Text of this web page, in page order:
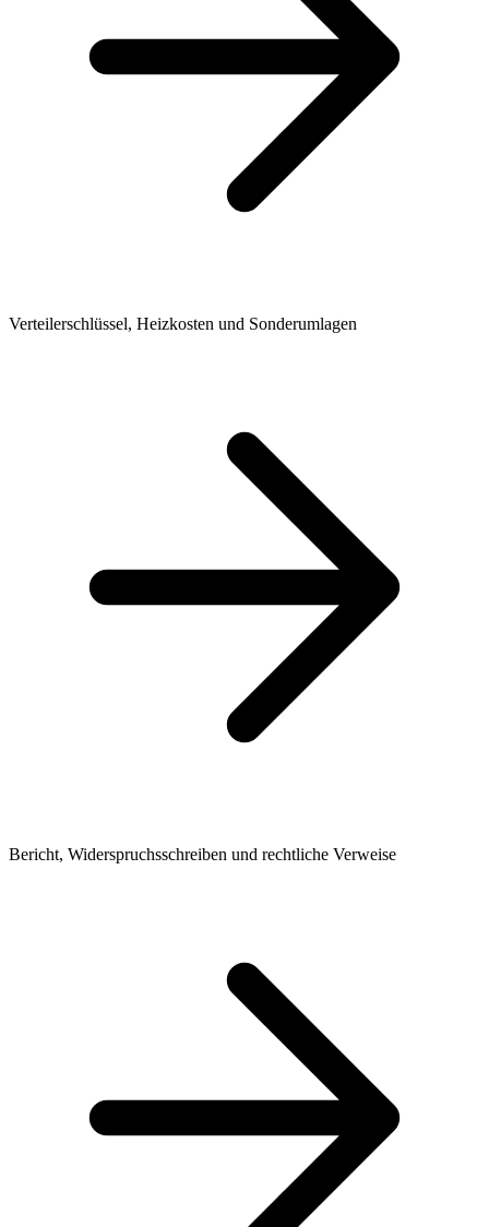
Verteilerschlüssel, Heizkosten und Sonderumlagen
Bericht, Widerspruchsschreiben und rechtliche Verweise